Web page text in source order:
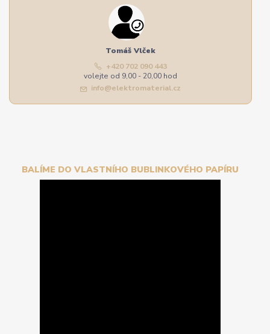
Tomáš Vlček
+420 702 090 443
volejte od 9,00 - 20,00 hod
info@elektromaterial.cz
BALÍME DO VLASTNÍHO BUBLINKOVÉHO PAPÍRU